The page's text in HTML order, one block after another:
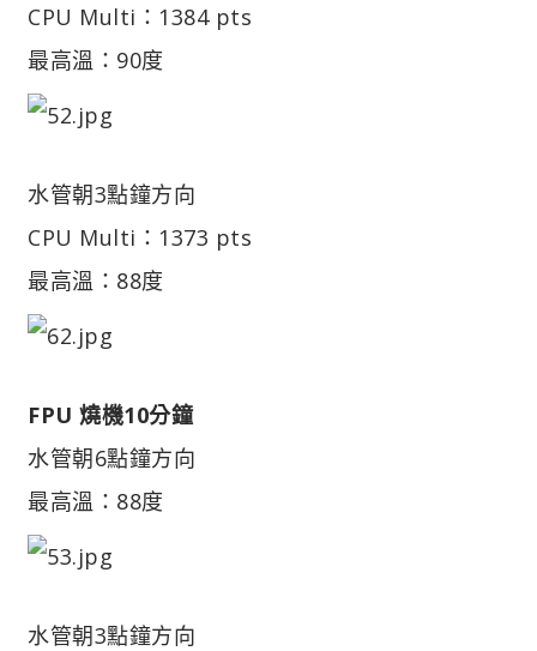
CPU Multi：1384 pts
最高溫：90度
水管朝3點鐘方向
CPU Multi：1373 pts
最高溫：88度
FPU 燒機10分鐘
水管朝6點鐘方向
最高溫：88度
水管朝3點鐘方向